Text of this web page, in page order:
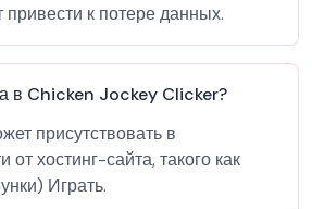
к потере данных.
в Chicken Jockey Clicker?
присутствовать в
от хостинг-сайта, такого как
Играть.